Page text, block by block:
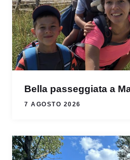
Bella passeggiata a
7 AGOSTO 2026